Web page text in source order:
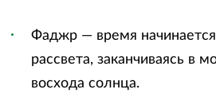
Фаджр — время
рассвета, заканчиваясь в
восхода солнца.